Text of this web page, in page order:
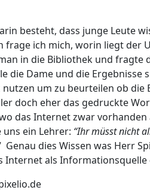
besteht, dass junge Leute
ich mich, worin liegt der
in die Bibliothek und fragte
die Dame und die Ergebnisse
um zu beurteilen ob die
doch eher das gedruckte
das Internet zwar vorhanden
ein Lehrer: “Ihr müsst nicht
Genau dies Wissen was Herr
Internet als Informationsquelle